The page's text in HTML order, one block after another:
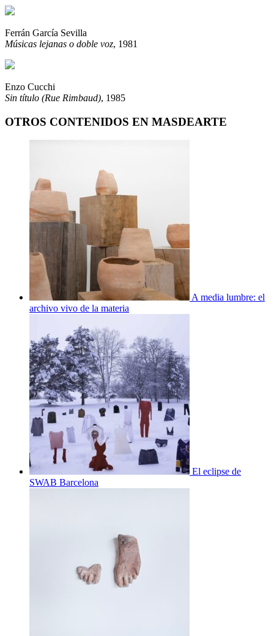
Ferrán García Sevilla
Músicas lejanas o doble voz, 1981
Enzo Cucchi
Sin título (Rue Rimbaud), 1985
OTROS CONTENIDOS EN MASDEARTE
A media lumbre: el
archivo vivo de la materia
El eclipse de
SWAB Barcelona